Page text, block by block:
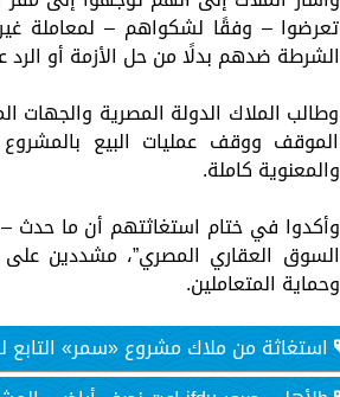
تعرضوا – وفقًا لشكواهم – لمعاملة
الشرطة ضدهم بدلًا من حل الأزمة أو
وطالب الملاك الدولة المصرية
الموقف ووقف عمليات البيع
والمعنوية كاملة.
وأكدوا في ختام استغاثتهم أن ما
السوق العقاري المصري”، مشددين
وحماية المتعاملين.
استغاثة من ملاك مشروع «سمر» التابع